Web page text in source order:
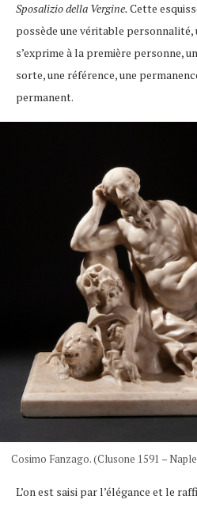
Sposalizio della Vergine.Cette
possède une véritable
s’exprime à la première personne,
sorte, une référence, une
permanent.
Cosimo Fanzago. (Clusone 1591 –
L’on est saisi par l’élégance et le